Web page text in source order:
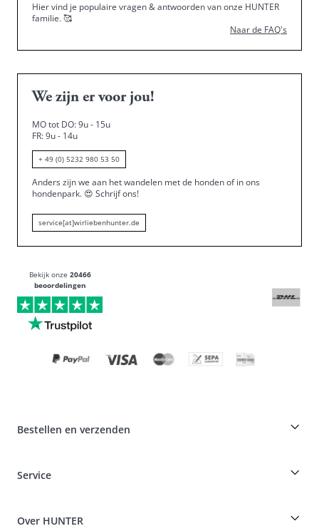
Hier vind je populaire vragen & antwoorden van onze HUNTER
familie.🥰
Naar de FAQ's
We zijn er voor jou!
MO tot DO: 9u - 15u
FR: 9u - 14u
+ 49 (0) 5232 980 53 50
Anders zijn we aan het wandelen met de honden of in ons
hondenpark. 😍 Schrijf ons!
service[at]wirliebenhunter.de
Bekijk onze 20466
beoordelingen
Bestellen en verzenden
Specials voor hondenprofessionals
Informatie over levering
Service
Over HUNTER